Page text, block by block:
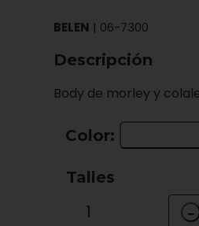
BELEN | 06-7300
Descripción
Body de morley y
Color:
Talles
1 −